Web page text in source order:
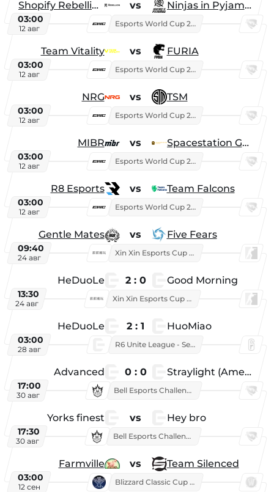
Shopify Rebellion vs Ninjas in Pyjamas
03:00
12 авг
Esports World Cup 2026
Team Vitality vs FURIA
03:00
12 авг
Esports World Cup 2026
NRG vs TSM
03:00
12 авг
Esports World Cup 2026
MIBR vs Spacestation Gaming
03:00
12 авг
Esports World Cup 2026
R8 Esports vs Team Falcons
03:00
12 авг
Esports World Cup 2026
Gentle Mates vs Five Fears
09:40
24 авг
Xin Xin Esports Cup 2025
HeDuoLe 2 : 0 Good Morning
13:30
24 авг
Xin Xin Esports Cup 2026
HeDuoLe 2 : 1 HuoMiao
03:00
28 авг
R6 Unite League - Season 1
Advanced 0 : 0 Straylight (American team)
17:00
30 авг
Bell Esports Challenge 2026
Yorks finest vs Hey bro
17:30
30 авг
Bell Esports Challenge 2026
Farmville vs Team Silenced
03:00
12 сен
Blizzard Classic Cup 2026